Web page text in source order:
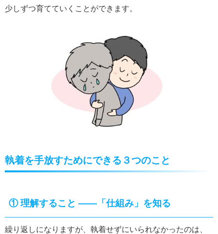
少しずつ育てていくことができます。
執着を手放すためにできる３つのこと
①理解すること ――「仕組み」を知る
繰り返しになりますが、執着せずにいられなかったのは、